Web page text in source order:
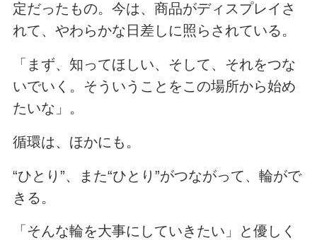
定だったもの。今は、商品がディスプレイさ
れて、やわらかな日差しに照らされている。
「まず、知ってほしい、そして、それをつな
いでいく。そういうことをこの場所から始め
たいな」。
循環は、ほかにも。
“ひとり”、また“ひとり”がつながって、輪がで
きる。
「そんな輪を大事にしていきたい」と優しく